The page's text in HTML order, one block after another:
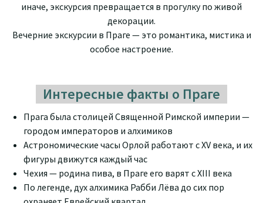
иначе, экскурсия превращается в прогулку по живой
декорации.
Вечерние экскурсии в Праге — это романтика, мистика и
особое настроение.
Интересные факты о Праге
Прага была столицей Священной Римской империи —
городом императоров и алхимиков
Астрономические часы Орлой работают с XV века, и их
фигуры движутся каждый час
Чехия — родина пива, в Праге его варят с XIII века
По легенде, дух алхимика Рабби Лёва до сих пор